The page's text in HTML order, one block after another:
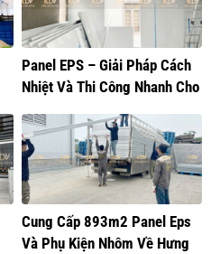
Panel EPS – Giải Pháp Cách
Nhiệt Và Thi Công Nhanh Cho
Cung Cấp 893m2 Panel Eps
Và Phụ Kiện Nhôm Về Hưng